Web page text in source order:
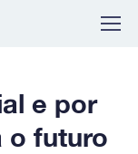
e por
o futuro